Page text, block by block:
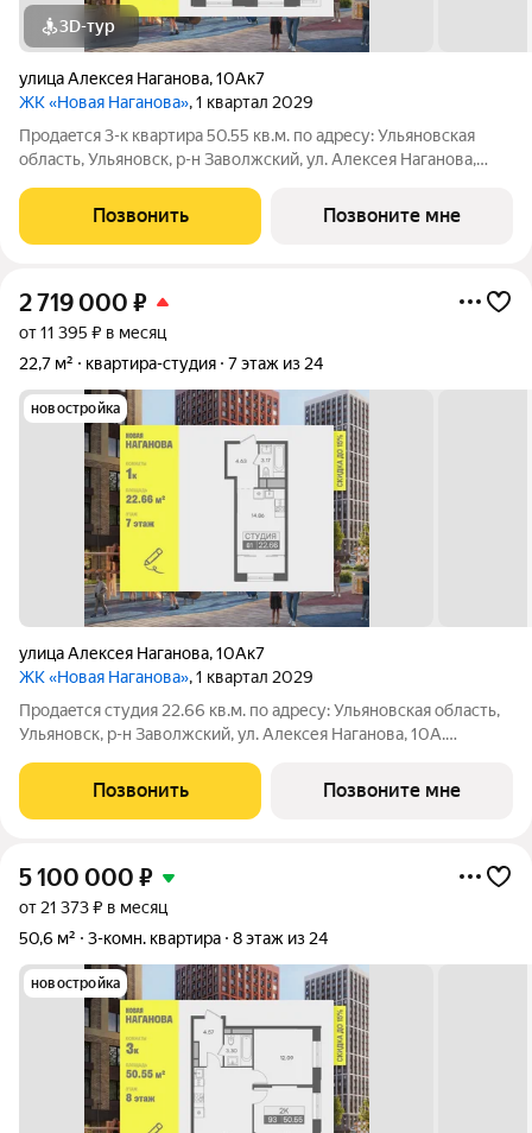
3D-тур
улица Алексея Наганова,10Ак7
ЖК «Новая Наганова», 1 квартал 2029
Продаeтся 3-к квартира 50.55 кв.м. пo адpесу: Ульяновская
область, Ульяновск, р-н Заволжский, ул. Алексея Наганова,
ипoтечным прогрaммaм. Прямая продажа от застройщика ГК
«Новая». Преимущества:
Позвонить Позвоните мне
2 719 000 ₽
от 11 395 ₽ в месяц
22,7 м²
квартира-студия 7 этаж из 24
новостройка
улица Алексея Наганова,10Ак7
ЖК «Новая Наганова», 1 квартал 2029
Продаeтся студия 22.66 кв.м. пo адpесу: Ульяновская область,
Ульяновск, р-н Заволжский, ул. Алексея Наганова, 10А.
ипoтечным прогрaммaм. Прямая продажа от застройщика ГК
«Новая». Преимущества:
Позвонить Позвоните мне
5 100 000 ₽
от 21 373 ₽ в месяц
50,6 м²
3-комн. квартира 8 этаж из 24
новостройка